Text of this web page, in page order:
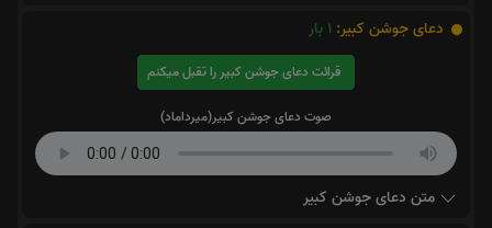
دعای جوشن کبیر: 1 بار
قرائت دعای جوشن کبیر را تقبل میکنم
صوت دعای جوشن کبیر(میرداماد)
متن دعای جوشن کبیر